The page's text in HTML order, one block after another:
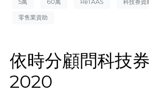
5萬 60萬 ReTAAS 科技券資
零售業資助
依時分顧問科技
2020